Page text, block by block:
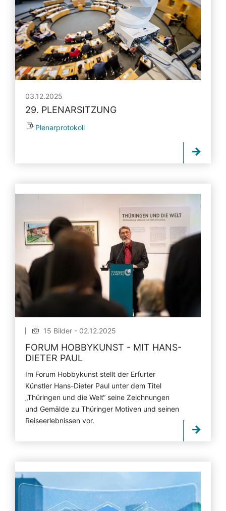
03.12.2025
29. PLENARSITZUNG
Plenarprotokoll
15 Bilder - 02.12.2025
FORUM HOBBYKUNST - MIT HANS-
DIETER PAUL
Im Forum Hobbykunst stellt der Erfurter
Künstler Hans-Dieter Paul unter dem Titel
„Thüringen und die Welt“ seine Zeichnungen
und Gemälde zu Thüringer Motiven und seinen
Reiseerlebnissen vor.